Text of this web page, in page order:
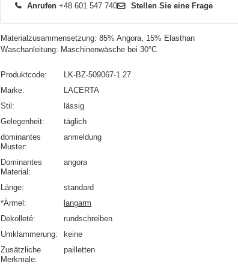
Anrufen +48 601 547 740 Stellen Sie eine Frage
Materialzusammensetzung: 85% Angora, 15% Elasthan
Waschanleitung: Maschinenwäsche bei 30°C
Produktcode
LK-BZ-509067-1.27
Marke
LACERTA
Stil
lässig
Gelegenheit
täglich
dominantes
Muster
anmeldung
Dominantes
Material
angora
Länge
standard
*Ärmel
langarm
Dekolleté
rundschreiben
Umklammerung
keine
Zusätzliche
Merkmale
pailletten